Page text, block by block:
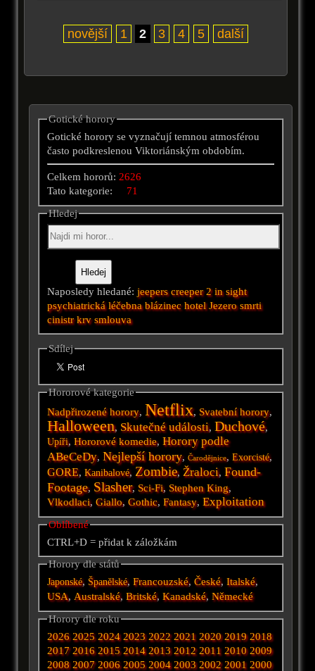
novější 1 2 3 4 5 další
Gotické horory
Gotické horory se vyznačují temnou atmosférou
často podkreslenou Viktoriánským obdobím.
Celkem hororů:2626
71
Hledej
Naposledy hledané:jeepers creeper 2 in sight
psychiatrická léčebna blázinec hotel Jezero smrti
cinistr krv smlouva
Sdílej
Hororové kategorie
Nadpřirozené horory, Netflix, Svatební horory,
Halloween, Skutečné události, Duchové,
Upíři,Hororové komedie,Horory podle
ABeCeDy, Nejlepší horory,Čarodějnice,Exorcisté,
GORE,Kanibalové, Zombie, Žraloci, Found-
Footage, Slasher, Sci-Fi, Stephen King,
Vlkodlaci,Giallo,Gothic,Fantasy,Exploitation
Oblíbené
CTRL+D = přidat k záložkám
Horory dle států
Japonské, Španělské,Francouzské,České,Italské,
USA,Australské,Britské,Kanadské,Německé
Horory dle roku
2026 2025 2024 2023 2022 2021 2020 2019 2018
2017 2016 2015 2014 2013 2012 2011 2010 2009
2008 2007 2006 2005 2004 2003 2002 2001 2000